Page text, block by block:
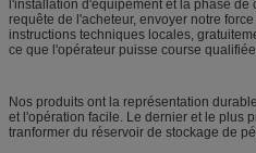
l'installation d'équipement et la phase de
requête de l'acheteur, envoyer notre
instructions techniques locales,
ce que l'opérateur puisse course
Nos produits ont la représentation
et l'opération facile. Le dernier et le plus
tranformer du réservoir de stockage de